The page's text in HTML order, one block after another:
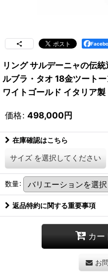
リング サルデーニャの伝
ルブラ・タオ 18金ツート
ワイトゴールド イタリア製
価格: 498,000円
在庫確認はこちら
サイズ を選択してください
数量:
返品特約に関する重要事項
カー
お